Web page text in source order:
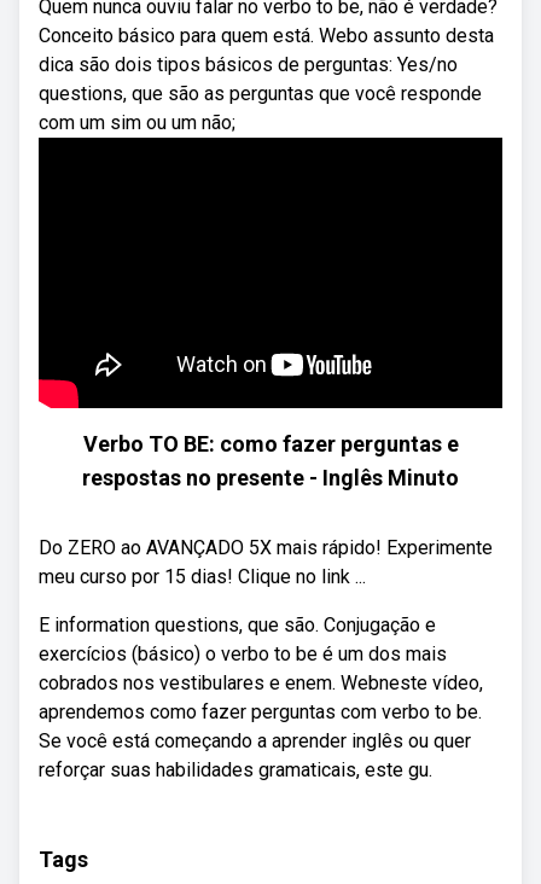
Quem nunca ouviu falar no verbo to be, não é verdade?
Conceito básico para quem está. Webo assunto desta
dica são dois tipos básicos de perguntas: Yes/no
questions, que são as perguntas que você responde
com um sim ou um não;
Verbo TO BE: como fazer perguntas e
respostas no presente - Inglês Minuto
Do ZERO ao AVANÇADO 5X mais rápido! Experimente
meu curso por 15 dias! Clique no link ...
E information questions, que são. Conjugação e
exercícios (básico) o verbo to be é um dos mais
cobrados nos vestibulares e enem. Webneste vídeo,
aprendemos como fazer perguntas com verbo to be.
Se você está começando a aprender inglês ou quer
reforçar suas habilidades gramaticais, este gu.
Tags